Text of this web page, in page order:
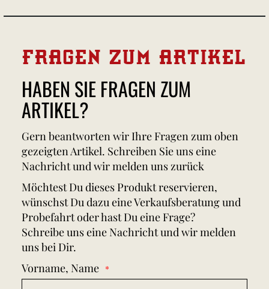
FRAGEN ZUM ARTIKEL
HABEN SIE FRAGEN ZUM
ARTIKEL?
Gern beantworten wir Ihre Fragen zum oben
gezeigten Artikel. Schreiben Sie uns eine
Nachricht und wir melden uns zurück
Möchtest Du dieses Produkt reservieren,
wünschst Du dazu eine Verkaufsberatung und
Probefahrt oder hast Du eine Frage?
Schreibe uns eine Nachricht und wir melden
uns bei Dir.
Vorname, Name